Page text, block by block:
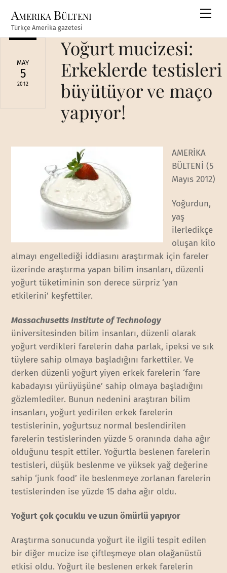
content
Amerika Bülteni
Türkçe Amerika gazetesi
MAY
5
2012
Yoğurt mucizesi:
Erkeklerde testisleri
büyütüyor ve maço
yapıyor!
AMERİKA
BÜLTENİ (5
Mayıs 2012)
Yoğurdun,
yaş
ilerledikçe
oluşan kilo
almayı engellediği iddiasını araştırmak için fareler
üzerinde araştırma yapan bilim insanları, düzenli
yoğurt tüketiminin son derece sürpriz ‘yan
etkilerini’ keşfettiler.
Massachusetts Institute of Technology
üniversitesinden bilim insanları, düzenli olarak
yoğurt verdikleri farelerin daha parlak, ipeksi ve sık
tüylere sahip olmaya başladığını farkettiler. Ve
derken düzenli yoğurt yiyen erkek farelerin ‘fare
kabadayısı yürüyüşüne’ sahip olmaya başladığını
gözlemlediler. Bunun nedenini araştıran bilim
insanları, yoğurt yedirilen erkek farelerin
testislerinin, yoğurtsuz normal beslendirilen
farelerin testislerinden yüzde 5 oranında daha ağır
olduğunu tespit ettiler. Yoğurtla beslenen farelerin
testisleri, düşük beslenme ve yüksek yağ değerine
sahip ‘junk food’ ile beslenmeye zorlanan farelerin
testislerinden ise yüzde 15 daha ağır oldu.
Yoğurt çok çocuklu ve uzun ömürlü yapıyor
Araştırma sonucunda yoğurt ile ilgili tespit edilen
bir diğer mucize ise çiftleşmeye olan olağanüstü
etkisi oldu. Yoğurt ile beslenen erkek farelerin